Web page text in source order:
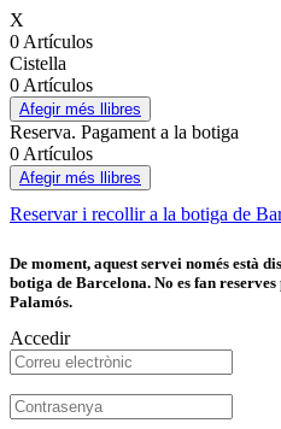
X
0 Artículos
Cistella
0 Artículos
Afegir més llibres
Reserva. Pagament a la botiga
0 Artículos
Afegir més llibres
Reservar i recollir a la botiga de
De moment, aquest servei només està
botiga de Barcelona. No es fan
Palamós.
Accedir